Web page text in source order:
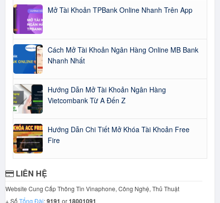
Mở Tài Khoản TPBank Online Nhanh Trên App
Cách Mở Tài Khoản Ngân Hàng Online MB Bank
Nhanh Nhất
Hướng Dẫn Mở Tài Khoản Ngân Hàng
Vietcombank Từ A Đến Z
Hướng Dẫn Chi Tiết Mở Khóa Tài Khoản Free
Fire
LIÊN HỆ
Website Cung Cấp Thông Tin Vinaphone, Công Nghệ, Thủ Thuật
+ Số Tổng Đài:9191 or18001091